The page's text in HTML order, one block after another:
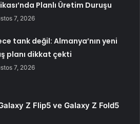
Planlı Üretim Duruşu
7, 2026
tank değil: Almanya’nın yeni
planı dikkat çekti
7, 2026
Z Flip5 ve Galaxy Z Fold5